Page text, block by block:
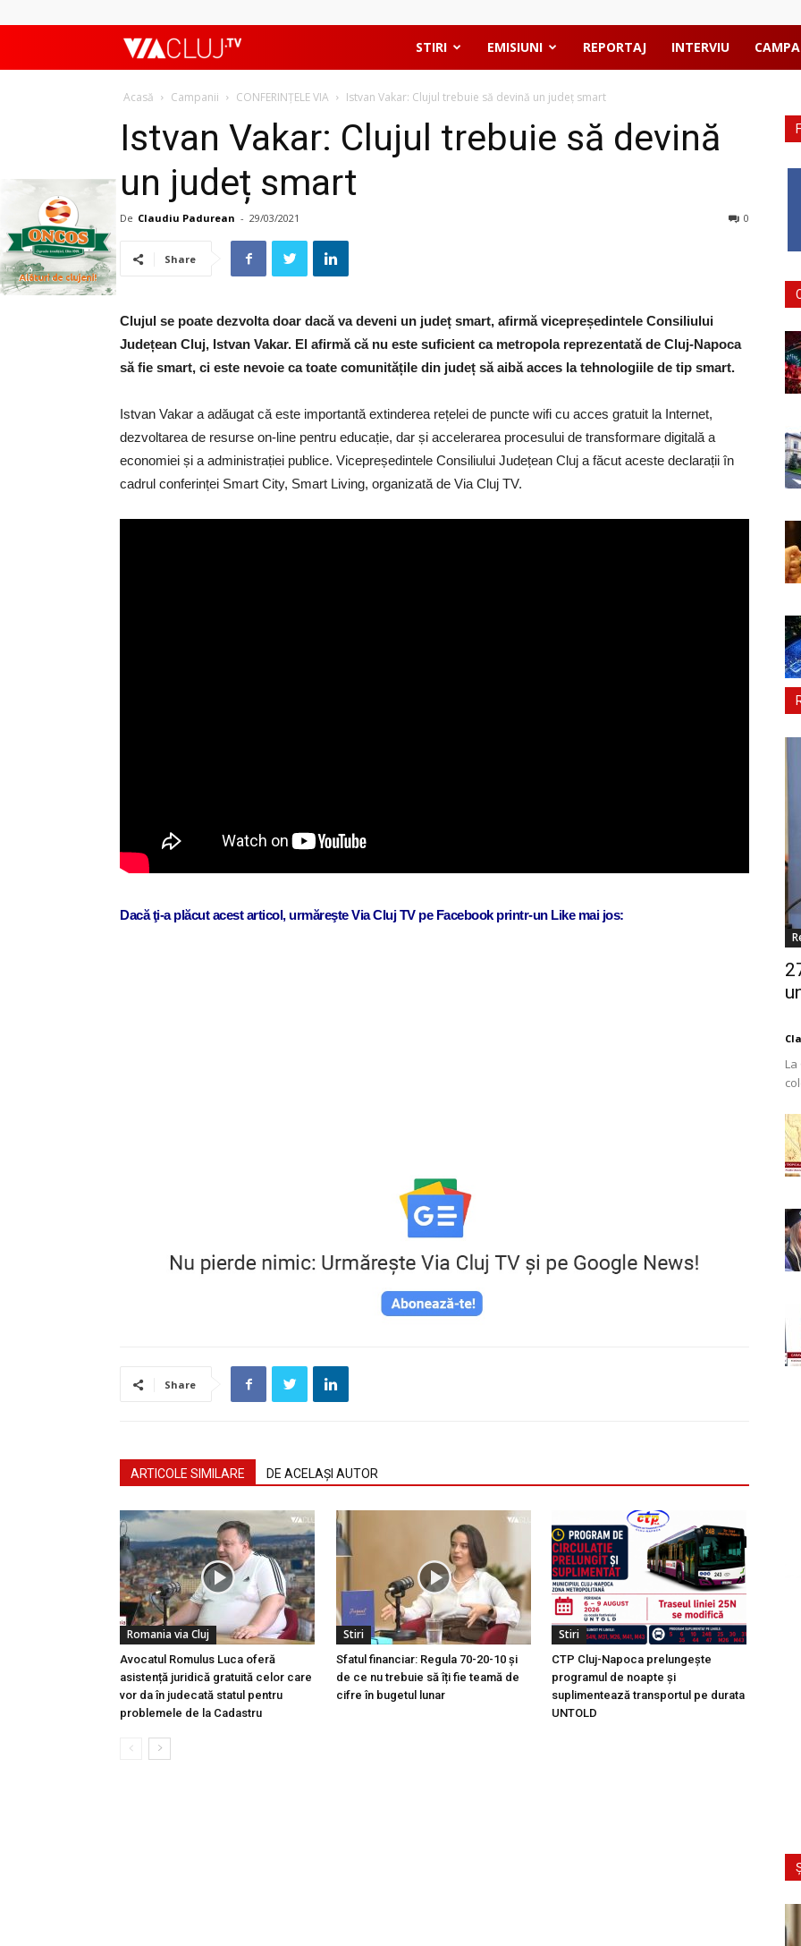
ViaClujTV STIRI EMISIUNI REPORTAJ INTERVIU
Acasă Campanii CONFERINȚELE VIA Istvan Vakar: Clujul trebuie să devină un județ smart
Istvan Vakar: Clujul trebuie să devină
un județ smart
De Claudiu Padurean - 29/03/2021 0
Share
Clujul se poate dezvolta doar dacă va deveni un județ smart, afirmă vicepreședintele Consiliului
Județean Cluj, Istvan Vakar. El afirmă că nu este suficient ca metropola reprezentată de Cluj-Napoca
să fie smart, ci este nevoie ca toate comunitățile din județ să aibă acces la tehnologiile de tip smart.
Istvan Vakar a adăugat că este importantă extinderea rețelei de puncte wifi cu acces gratuit la Internet,
dezvoltarea de resurse on-line pentru educație, dar și accelerarea procesului de transformare digitală a
economiei și a administrației publice. Vicepreședintele Consiliului Județean Cluj a făcut aceste declarații în
cadrul conferinței Smart City, Smart Living, organizată de Via Cluj TV.
Dacă ţi-a plăcut acest articol, urmăreşte Via Cluj TV pe Facebook printr-un Like mai jos:
Share
ARTICOLE SIMILARE DE ACELAȘI AUTOR
Romania via Cluj
Avocatul Romulus Luca oferă
asistență juridică gratuită celor care
vor da în judecată statul pentru
problemele de la Cadastru
Stiri
Sfatul financiar: Regula 70-20-10 și
de ce nu trebuie să îți fie teamă de
cifre în bugetul lunar
Stiri
CTP Cluj-Napoca prelungește
programul de noapte și
suplimentează transportul pe durata
UNTOLD